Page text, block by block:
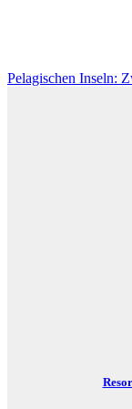
Pelagischen Inseln: